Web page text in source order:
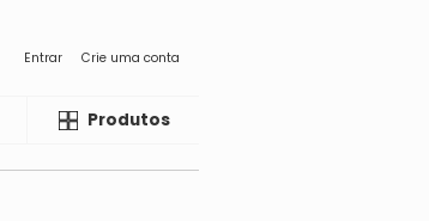
Entrar Crie uma conta
LiquidaProdutos